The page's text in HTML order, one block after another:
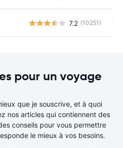
7.2 (10251)
pour un voyage
que je souscrive, et à quoi
nos articles qui contiennent des
conseils pour vous permettre
le mieux à vos besoins.